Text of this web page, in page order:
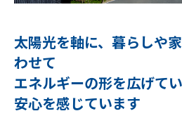
太陽光を軸に、暮らしや
わせて
エネルギーの形を広げて
安心を感じています